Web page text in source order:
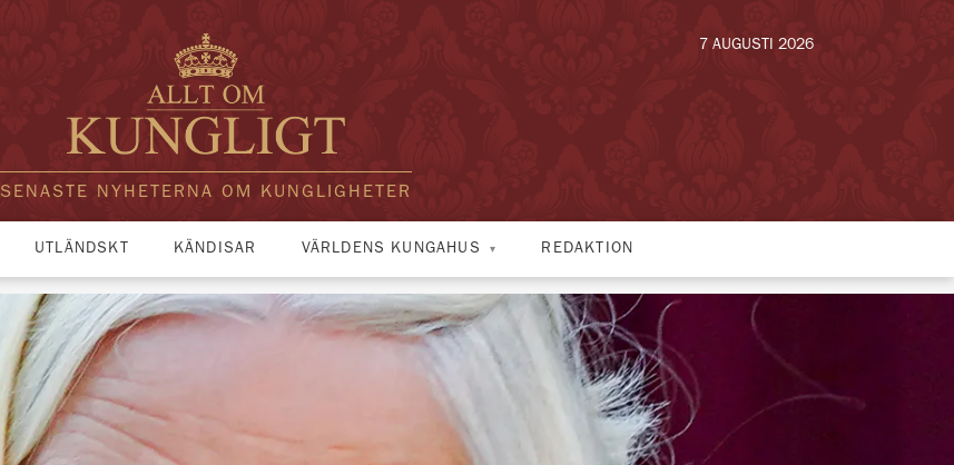
SENASTE NYHETERNA OM KUNGLIGHETER
7 AUGUSTI 2026
UTLÄNDSKT KÄNDISAR VÄRLDENS KUNGAHUS REDAKTION